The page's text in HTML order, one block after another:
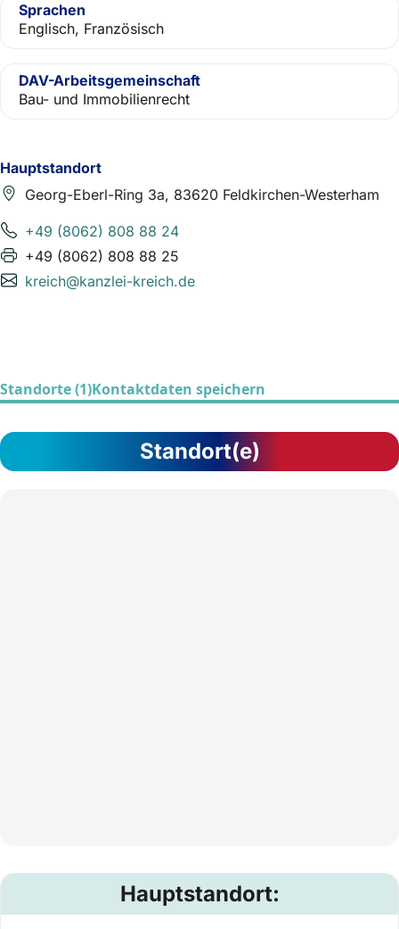
Hauptstandort
Georg-Eberl-Ring 3a, 83620 Feldkirchen-Westerham
+49 (8062) 808 88 24
+49 (8062) 808 88 25
kreich@kanzlei-kreich.de
Sprachen
Englisch, Französisch
DAV-Arbeitsgemeinschaft
Bau- und Immobilienrecht
Standorte (1)Kontaktdaten speichern
Standort(e)
Hauptstandort: